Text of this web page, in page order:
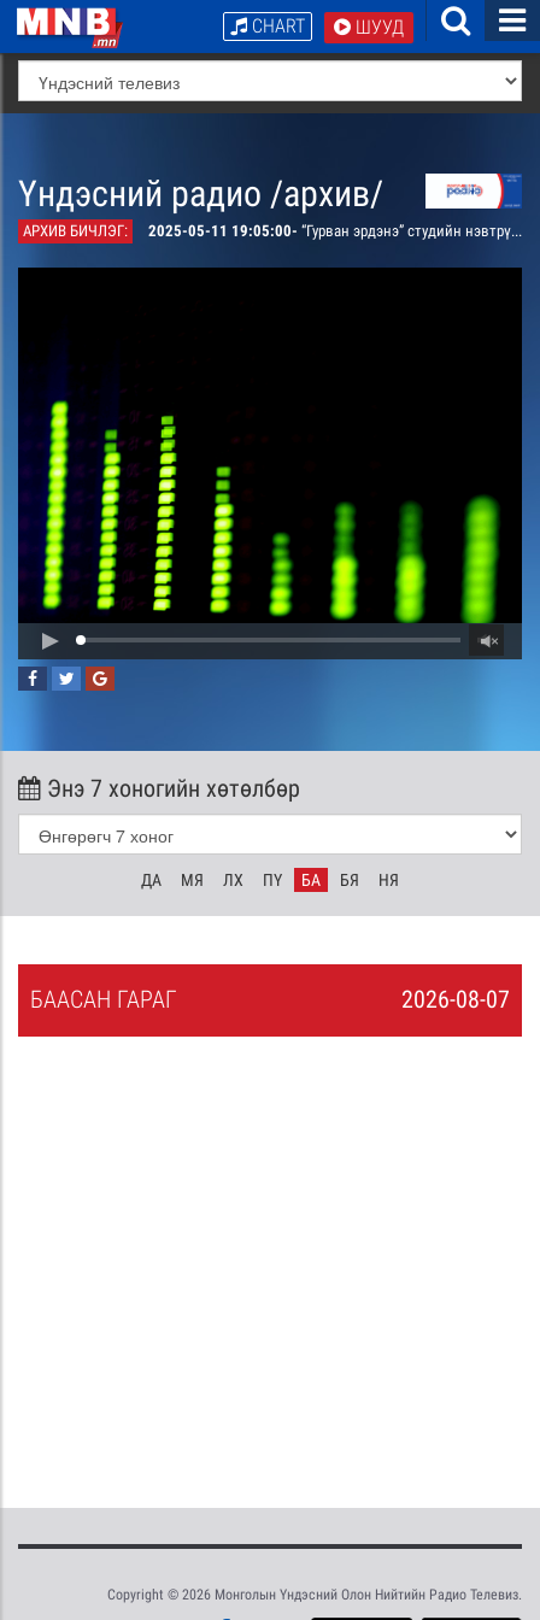
ШУУД
CHART
Үндэсний радио /архив/
АРХИВ БИЧЛЭГ: 2025-05-11 19:05:00- “Гурван эрдэнэ” студийн нэвтрүүлэг /давтана/
Энэ 7 хоногийн хөтөлбөр
ДА МЯ ЛХ ПҮ БА БЯ НЯ
2026-08-07
БААСАН ГАРАГ
Copyright © 2026 Монголын Үндэсний Олон Нийтийн Радио Телевиз.